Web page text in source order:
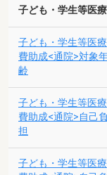
子ども・学生等医療
子ども・学生等医療
費助成<通院>対象
齢
子ども・学生等医療
費助成<通院>自己負
担
子ども・学生等医療